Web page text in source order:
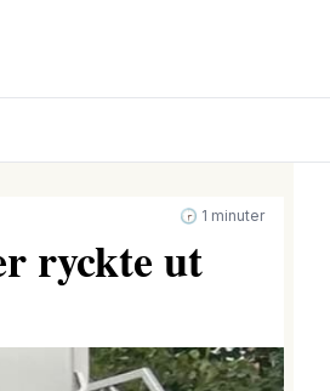
🕝 1 minuter
ryckte ut